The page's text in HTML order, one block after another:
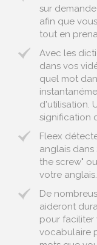
sur
afin que
tout en
Avec les
dans vos
quel mot
d'utilisation.
signification
Fleex
anglais dans
the screw"
votre anglais.
De
aideront
pour faciliter
vocabulaire